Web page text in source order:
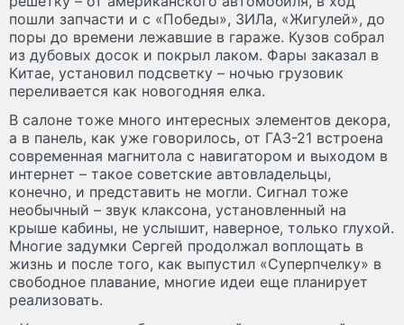
пошли запчасти и с «Победы», ЗИЛа, «Жигулей», до
поры до времени лежавшие в гараже. Кузов собрал
из дубовых досок и покрыл лаком. Фары заказал в
Китае, установил подсветку – ночью грузовик
переливается как новогодняя елка.
В салоне тоже много интересных элементов декора,
а в панель, как уже говорилось, от ГАЗ-21 встроена
современная магнитола с навигатором и выходом в
интернет – такое советские автовладельцы,
конечно, и представить не могли. Сигнал тоже
необычный – звук клаксона, установленный на
крыше кабины, не услышит, наверное, только глухой.
Многие задумки Сергей продолжал воплощать в
жизнь и после того, как выпустил «Суперпчелку» в
свободное плавание, многие идеи еще планирует
реализовать.